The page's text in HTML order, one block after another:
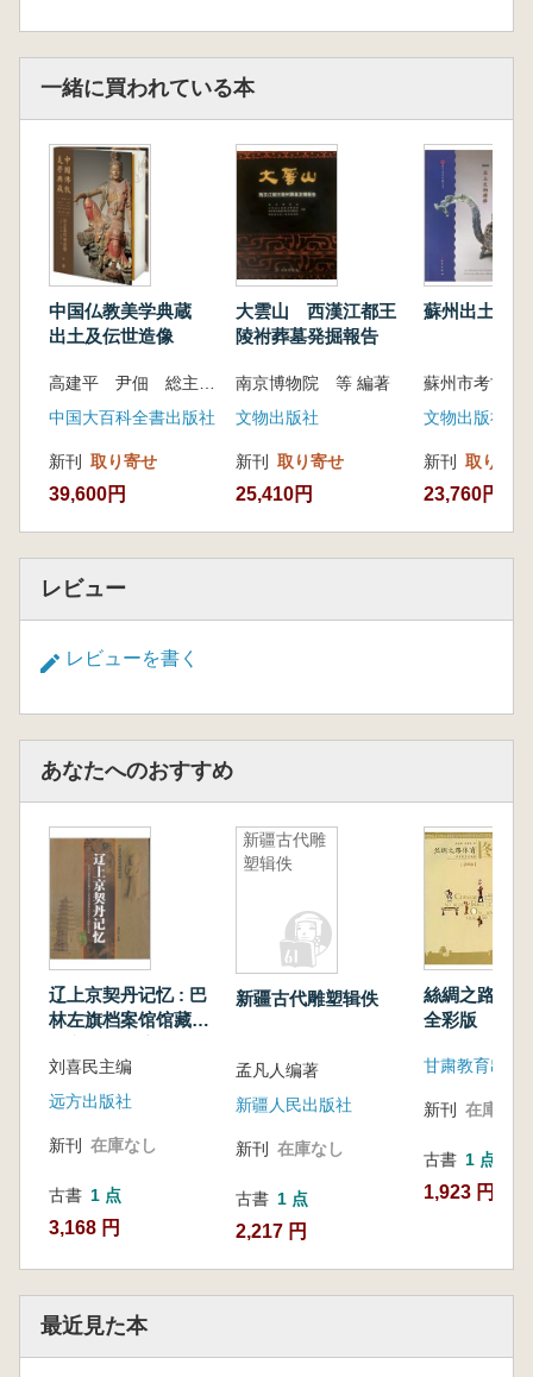
と背景を持つことを実証しています。また、こ
の遺跡群は、中国東南沿岸地域が南島語族の真
す。
本書は、壳丘頭遺跡群から出土した文物を収
録した図鑑となっています。
一緒に買われている本
中国仏教美学典蔵
出土及伝世造像
高建平 尹佃 総主編 王敏慶 楊暁娟 呉源虹 主編
中国大百科全書出版社
新刊 取り寄せ
39,600円
大雲山 西漢江都王
陵祔葬墓発掘報告
南京博物院 等 編著
文物出版社
新刊 取り寄せ
25,410円
蘇州出土文
文物出版社
新刊 取り寄せ
23,760円
レビュー
レビューを書く
あなたへのおすすめ
辽上京契丹记忆 : 巴
林左旗档案馆馆藏辽
出土文物照片集锦
刘喜民主编
远方出版社
新刊 在庫なし
古書 1 点
3,168 円
新疆古代雕
塑辑佚
新疆古代雕塑辑佚
孟凡人编著
新疆人民出版社
新刊 在庫なし
古書 1 点
2,217 円
絲綢之路体
全彩版
甘粛教育出版
新刊 在庫なし
古書 1 点
1,923 円
最近見た本